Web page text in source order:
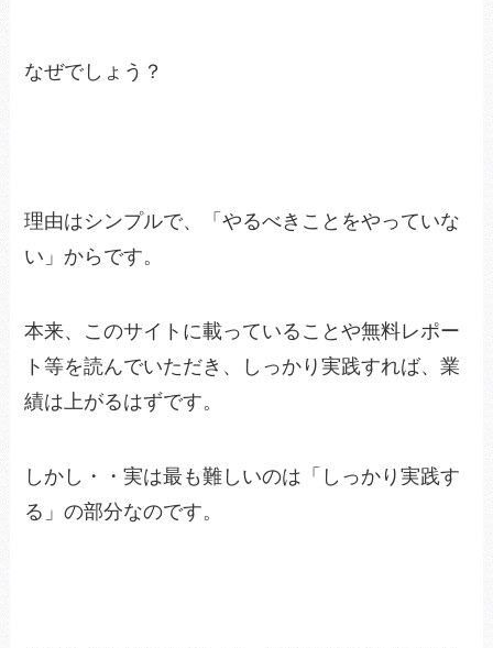
なぜでしょう？
理由はシンプルで、「やるべきことをやっていな
い」からです。
本来、このサイトに載っていることや無料レポー
ト等を読んでいただき、しっかり実践すれば、業
績は上がるはずです。
しかし・・実は最も難しいのは「しっかり実践す
る」の部分なのです。